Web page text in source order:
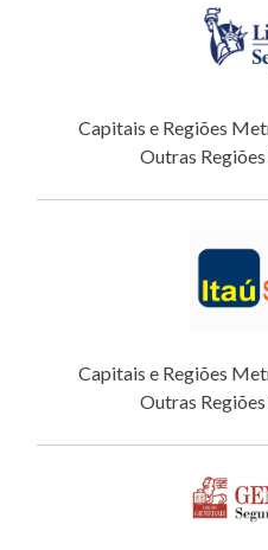
Capitais e Regiões
Outras
Capitais e Regiões
Outras